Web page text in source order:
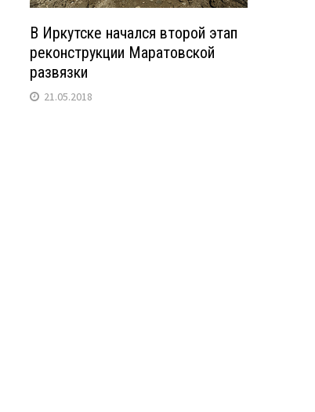
В Иркутске начался второй этап
реконструкции Маратовской
развязки
21.05.2018